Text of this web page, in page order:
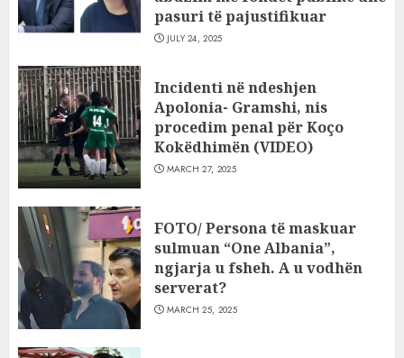
pasuri të pajustifikuar
JULY 24, 2025
Incidenti në ndeshjen
Apolonia- Gramshi, nis
procedim penal për Koço
Kokëdhimën (VIDEO)
MARCH 27, 2025
FOTO/ Persona të maskuar
sulmuan “One Albania”,
ngjarja u fsheh. A u vodhën
serverat?
MARCH 25, 2025